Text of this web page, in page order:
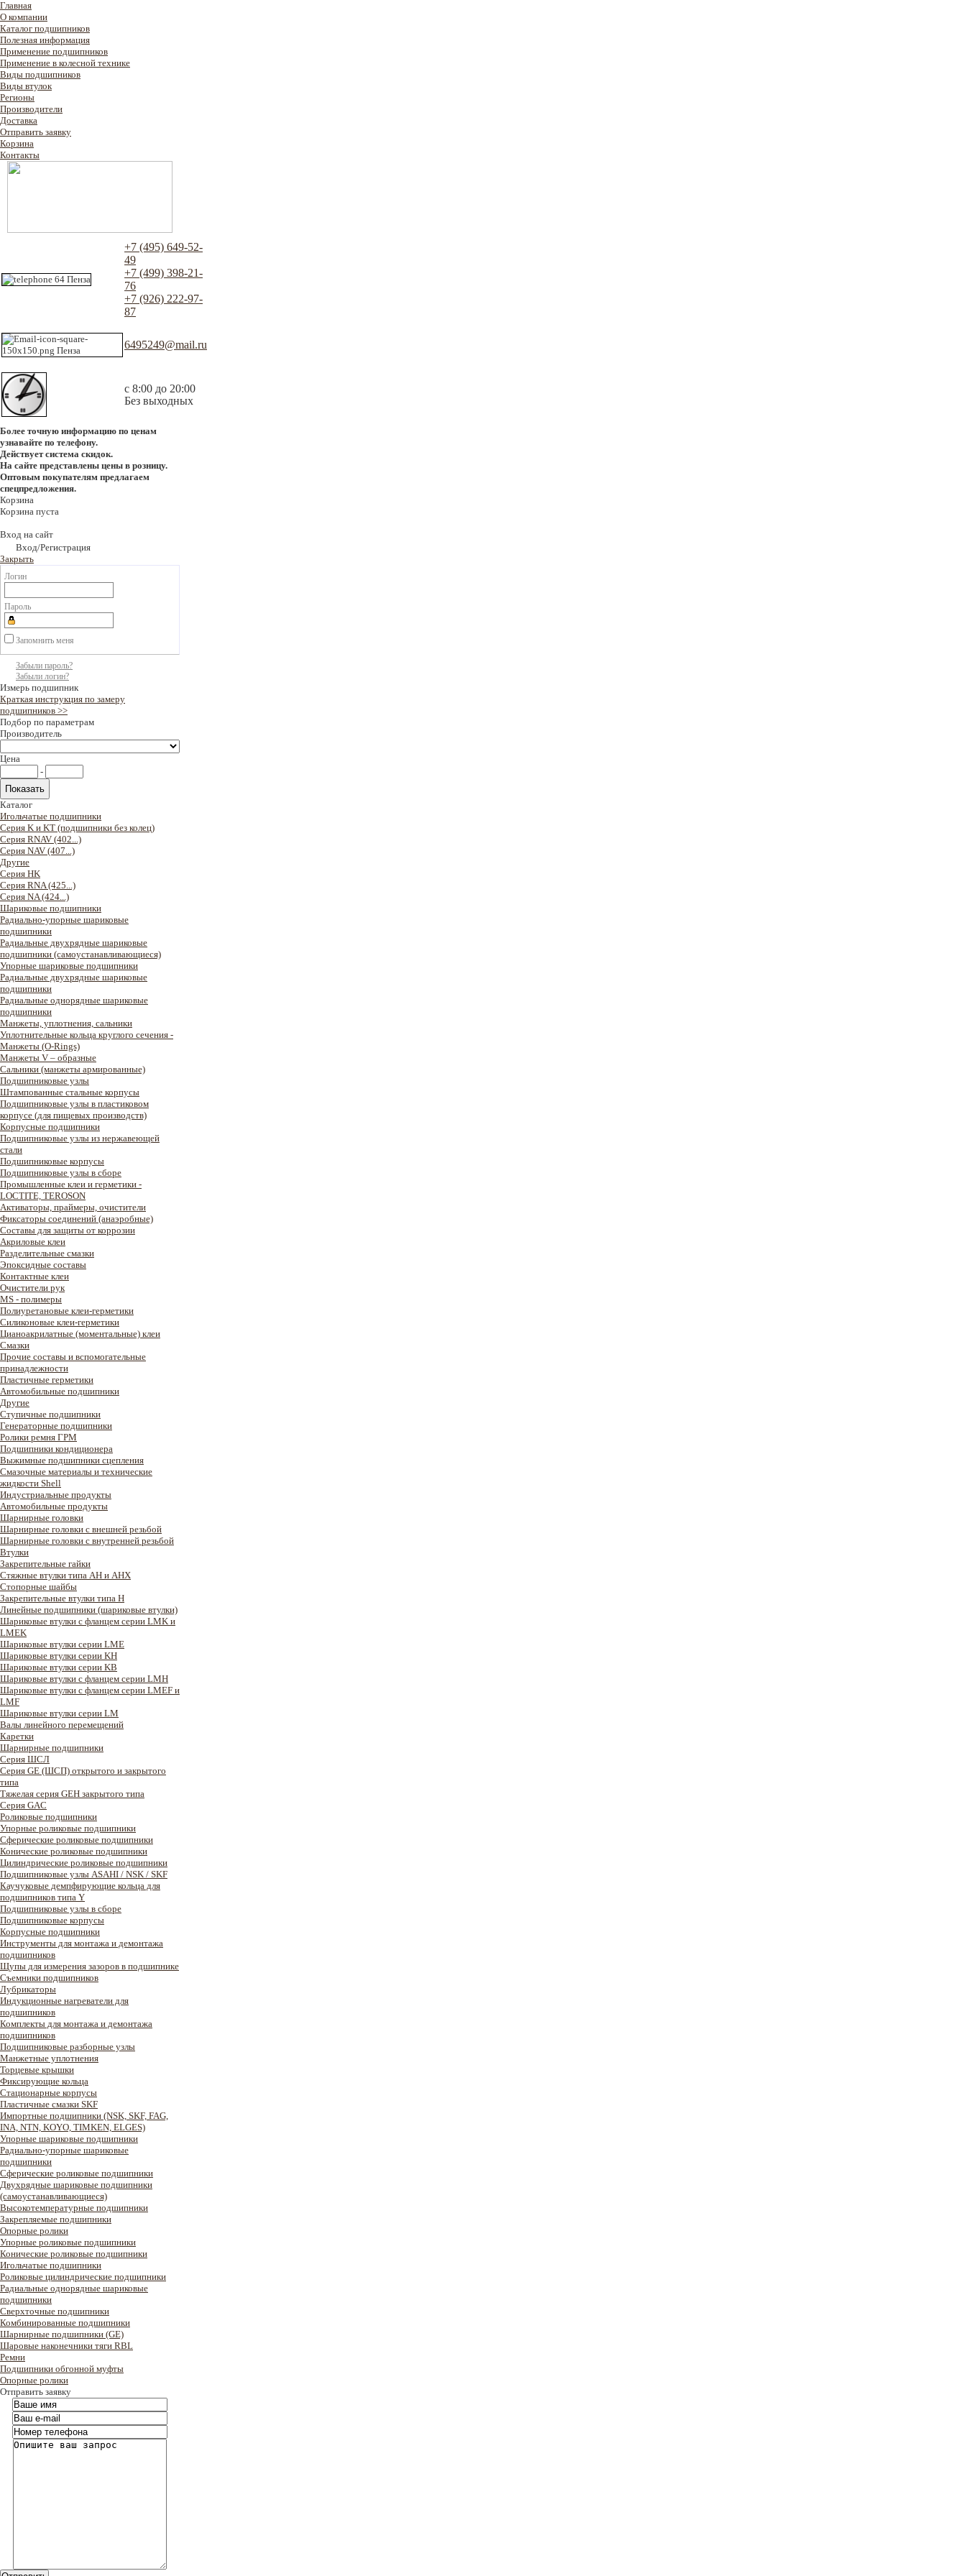
Главная
О компании
Каталог подшипников
Полезная информация
Применение подшипников
Применение в колесной технике
Виды подшипников
Виды втулок
Регионы
Производители
Доставка
Отправить заявку
Корзина
Контакты
+7 (495) 649-52-
49
+7 (499) 398-21-
76
+7 (926) 222-97-
87
6495249@mail.ru
с 8:00 до 20:00
Без выходных
Более точную информацию по ценам
узнавайте по телефону.
Действует система скидок.
На сайте представлены цены в розницу.
Оптовым покупателям предлагаем
спецпредложения.
Корзина
Корзина пуста
Вход на сайт
Вход/Регистрация
Закрыть
Логин
Пароль
Запомнить меня
Забыли пароль?
Забыли логин?
Измерь подшипник
Краткая инструкция по замеру
подшипников >>
Подбор по параметрам
Производитель
Цена
-
Каталог
Игольчатые подшипники
Серия K и KT (подшипники без колец)
Серия RNAV (402...)
Серия NAV (407...)
Другие
Серия HK
Серия RNA (425...)
Серия NA (424...)
Шариковые подшипники
Радиально-упорные шариковые
подшипники
Радиальные двухрядные шариковые
подшипники (самоустанавливающиеся)
Упорные шариковые подшипники
Радиальные двухрядные шариковые
подшипники
Радиальные однорядные шариковые
подшипники
Манжеты, уплотнения, сальники
Уплотнительные кольца круглого сечения -
Манжеты (O-Rings)
Манжеты V – образные
Сальники (манжеты армированные)
Подшипниковые узлы
Штампованные стальные корпусы
Подшипниковые узлы в пластиковом
корпусе (для пищевых производств)
Корпусные подшипники
Подшипниковые узлы из нержавеющей
стали
Подшипниковые корпусы
Подшипниковые узлы в сборе
Промышленные клеи и герметики -
LOCTITE, TEROSON
Активаторы, праймеры, очистители
Фиксаторы соединений (анаэробные)
Составы для защиты от коррозии
Акриловые клеи
Разделительные смазки
Эпоксидные составы
Контактные клеи
Очистители рук
MS - полимеры
Полиуретановые клеи-герметики
Силиконовые клеи-герметики
Цианоакрилатные (моментальные) клеи
Смазки
Прочие составы и вспомогательные
принадлежности
Пластичные герметики
Автомобильные подшипники
Другие
Ступичные подшипники
Генераторные подшипники
Ролики ремня ГРМ
Подшипники кондиционера
Выжимные подшипники сцепления
Смазочные материалы и технические
жидкости Shell
Индустриальные продукты
Автомобильные продукты
Шарнирные головки
Шарнирные головки с внешней резьбой
Шарнирные головки с внутренней резьбой
Втулки
Закрепительные гайки
Стяжные втулки типа AH и AHX
Стопорные шайбы
Закрепительные втулки типа H
Линейные подшипники (шариковые втулки)
Шариковые втулки с фланцем серии LMK и
LMEK
Шариковые втулки серии LME
Шариковые втулки серии KH
Шариковые втулки серии KB
Шариковые втулки с фланцем серии LMH
Шариковые втулки с фланцем серии LMEF и
LMF
Шариковые втулки серии LM
Валы линейного перемещений
Каретки
Шарнирные подшипники
Cерия ШСЛ
Серия GE (ШСП) открытого и закрытого
типа
Тяжелая серия GEH закрытого типа
Серия GAC
Роликовые подшипники
Упорные роликовые подшипники
Сферические роликовые подшипники
Конические роликовые подшипники
Цилиндрические роликовые подшипники
Подшипниковые узлы ASAHI / NSK / SKF
Каучуковые демпфирующие кольца для
подшипников типа Y
Подшипниковые узлы в сборе
Подшипниковые корпусы
Корпусные подшипники
Инструменты для монтажа и демонтажа
подшипников
Щупы для измерения зазоров в подшипнике
Съемники подшипников
Лубрикаторы
Индукционные нагреватели для
подшипников
Комплекты для монтажа и демонтажа
подшипников
Подшипниковые разборные узлы
Манжетные уплотнения
Торцевые крышки
Фиксирующие кольца
Стационарные корпусы
Пластичные смазки SKF
Импортные подшипники (NSK, SKF, FAG,
INA, NTN, KOYO, TIMKEN, ELGES)
Упорные шариковые подшипники
Радиально-упорные шариковые
подшипники
Сферические роликовые подшипники
Двухрядные шариковые подшипники
(самоустанавливающиеся)
Высокотемпературные подшипники
Закрепляемые подшипники
Опорные ролики
Упорные роликовые подшипники
Конические роликовые подшипники
Игольчатые подшипники
Роликовые цилиндрические подшипники
Радиальные однорядные шариковые
подшипники
Сверхточные подшипники
Комбинированные подшипники
Шарнирные подшипники (GE)
Шаровые наконечники тяги RBL
Ремни
Подшипники обгонной муфты
Опорные ролики
Отправить заявку